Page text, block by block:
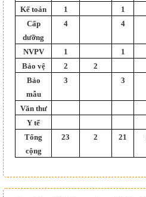
Kế toán 1 1
Cấp
dưỡng
4 4
NVPV 1
1
Bảo vệ
2
2
Bảo
mẫu
3 3
Văn thư
Y tế
Tổng
cộng
23 2 21